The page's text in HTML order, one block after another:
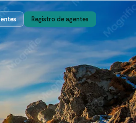
Registro de agentes